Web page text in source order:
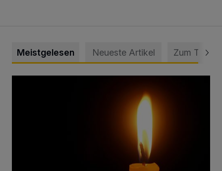
Meistgelesen Neueste Artikel Zum Thema